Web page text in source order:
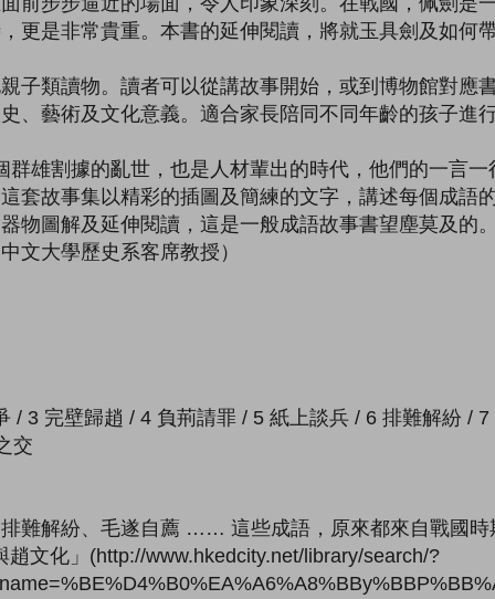
更是非常貴重。本書的延伸閱讀，將就玉具劍及如何
子類讀物。讀者可以從講故事開始，或到博物館對應
、藝術及文化意義。適合家長陪同不同年齡的孩子進
群雄割據的亂世，也是人材輩出的時代，他們的一言
套故事集以精彩的插圖及簡練的文字，講述每個成語
物圖解及延伸閱讀，這是一般成語故事書望塵莫及的
大學歷史系客席教授）
/ 3 完壁歸趙 / 4 負荊請罪 / 5 紙上談兵 / 6 排難解紛 /
交
難解紛、毛遂自薦 …… 這些成語，原來都來自戰國時
文化」(http://www.hkedcity.net/library/search/?